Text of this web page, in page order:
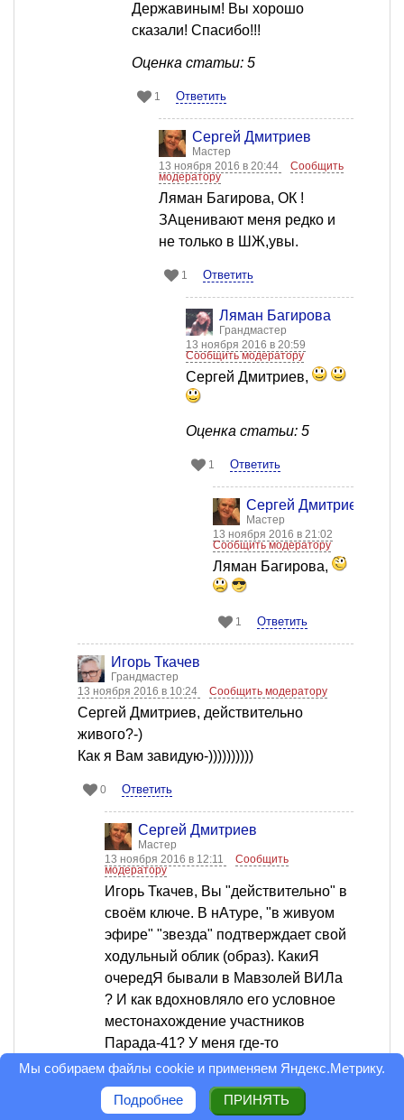
Державиным! Вы хорошо
сказали! Спасибо!!!
Оценка статьи: 5
1 Ответить
Сергей Дмитриев
Мастер
13 ноября 2016 в 20:44
Сообщить
модератору
Ляман Багирова, ОК !
ЗАценивают меня редко и
не только в ШЖ,увы.
1 Ответить
Ляман Багирова
Грандмастер
13 ноября 2016 в 20:59
Сообщить модератору
Сергей Дмитриев,
Оценка статьи: 5
1 Ответить
Сергей Дмитриев
Мастер
13 ноября 2016 в 21:02
Сообщить модератору
Ляман Багирова,
1 Ответить
Игорь Ткачев
Грандмастер
13 ноября 2016 в 10:24
Сообщить модератору
Сергей Дмитриев, действительно
живого?-)
Как я Вам завидую-))))))))))
0 Ответить
Сергей Дмитриев
Мастер
13 ноября 2016 в 12:11
Сообщить
модератору
Игорь Ткачев, Вы "действительно" в
своём ключе. В нАтуре, "в живуом
эфире" "звезда" подтверждает свой
ходульный облик (образ). КакиЯ
очередЯ бывали в Мавзолей ВИЛа
? И как вдохновляло его условное
местонахождение участников
Парада-41? У меня где-то
сохранились два рукописных,
коротеньких письмеца
Я.Голованова, который был
Мы собираем файлы cookie и применяем Яндекс.Метрику.
Подробнее ПРИНЯТЬ